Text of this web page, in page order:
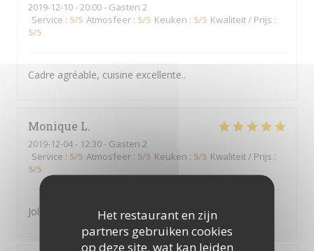
Het restaurant en zijn
partners gebruiken cookies
op deze site, wat kan leiden
2019-12-10- 20:00 - Gasten 2
Service : 5/5 Atmosfeer : 5/5 Keuken : 5/5 Kwaliteit / Prijs :
5/5
Cadre agréable, cuisine excellente..
Monique L
2019-12-04- 12:30 - Gasten 2
Service : 5/5 Atmosfeer : 5/5 Keuken : 5/5 Kwaliteit / Prijs :
5/5
Joli cadre, nourriture rafinée et service rapide